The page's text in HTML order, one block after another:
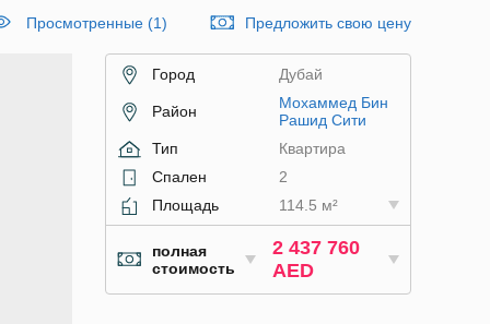
Просмотренные (1) Предложить свою цену
Город Дубай
Район
Мохаммед Бин
Рашид Сити
Тип
Квартира
Спален
2
Площадь
114.5 м²
полная
стоимость
2 437 760
AED